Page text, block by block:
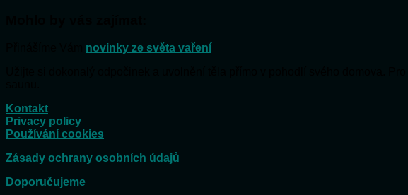
novinky ze světa vaření
Kontakt
Privacy policy
Používání cookies
Zásady ochrany osobních údajů
Doporučujeme